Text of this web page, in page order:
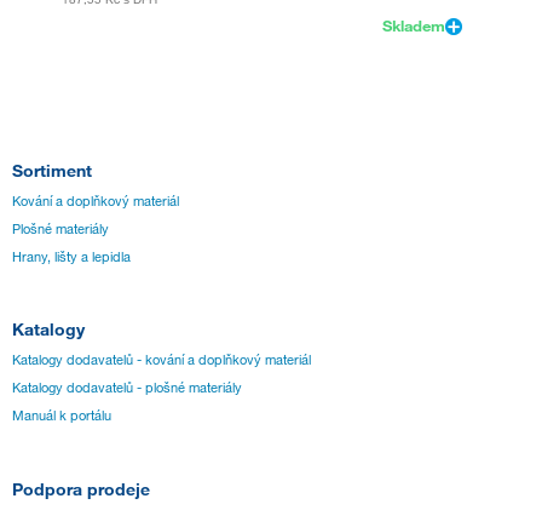
Skladem
Sortiment
Kování a doplňkový materiál
Plošné materiály
Hrany, lišty a lepidla
Katalogy
Katalogy dodavatelů - kování a doplňkový materiál
Katalogy dodavatelů - plošné materiály
Manuál k portálu
Podpora prodeje